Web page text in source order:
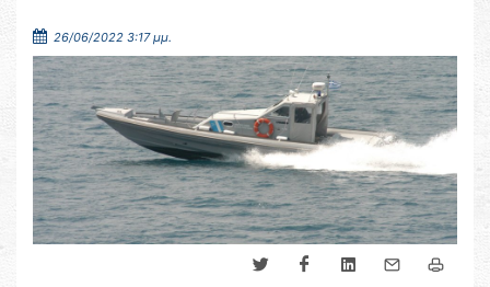
26/06/2022 3:17 μμ.